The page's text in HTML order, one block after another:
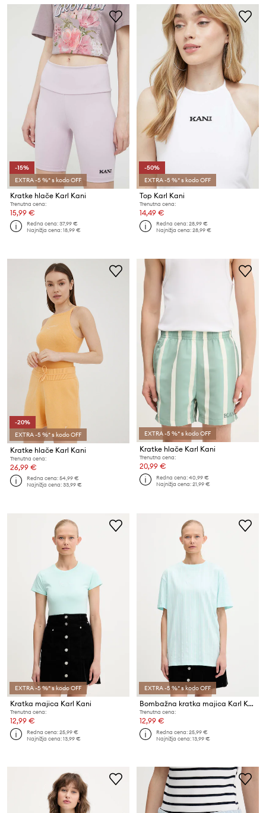
-15%
EXTRA -5 %* s kodo OFF
Kratke hlače Karl Kani
Trenutna cena:
15,99 €
Redna cena:37,99 €
Najnižja cena:18,99 €
-50%
EXTRA -5 %* s kodo OFF
Top Karl Kani
Trenutna cena:
14,49 €
Redna cena:28,99 €
Najnižja cena:28,99 €
-20%
EXTRA -5 %* s kodo OFF
Kratke hlače Karl Kani
Trenutna cena:
26,99 €
Redna cena:54,99 €
Najnižja cena:33,99 €
EXTRA -5 %* s kodo OFF
Kratke hlače Karl Kani
Trenutna cena:
20,99 €
Redna cena:40,99 €
Najnižja cena:21,99 €
EXTRA -5 %* s kodo OFF
Kratka majica Karl Kani
Trenutna cena:
12,99 €
Redna cena:25,99 €
Najnižja cena:13,99 €
EXTRA -5 %* s kodo OFF
Bombažna kratka majica Karl Kani
Trenutna cena:
12,99 €
Redna cena:25,99 €
Najnižja cena:13,99 €